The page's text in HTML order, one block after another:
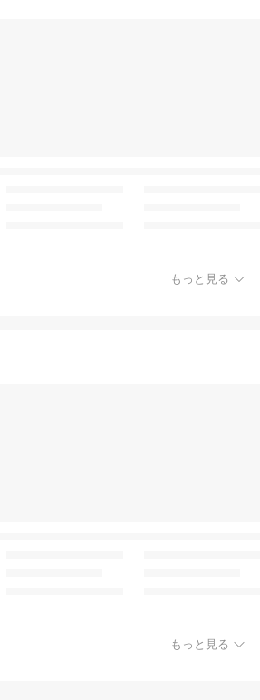
もっと見る
もっと見る